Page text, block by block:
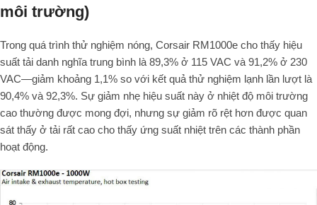
môi trường)
Trong quá trình thử nghiệm nóng, Corsair RM1000e cho thấy hiệu
suất tải danh nghĩa trung bình là 89,3% ở 115 VAC và 91,2% ở 230
VAC—giảm khoảng 1,1% so với kết quả thử nghiệm lạnh lần lượt là
90,4% và 92,3%. Sự giảm nhẹ hiệu suất này ở nhiệt độ môi trường
cao thường được mong đợi, nhưng sự giảm rõ rệt hơn được quan
sát thấy ở tải rất cao cho thấy ứng suất nhiệt trên các thành phần
hoạt động.